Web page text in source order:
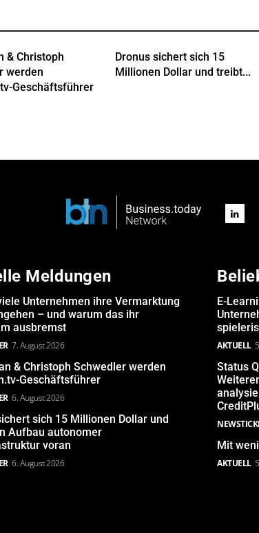
& Christoph
werden
Geschäftsführer
Dronus sichert sich 15
Millionen Dollar und treibt...
Meldungen
Unternehmen ihre Vermarktung
– und warum das ihr
ausbremst
7. August 2026
& Christoph Schwedler werden
Geschäftsführer
6. August 2026
sich 15 Millionen Dollar und
Aufbau autonomer
voran
6. August 2026
E-
AKTUELL
Status
Mit
AKTUELL